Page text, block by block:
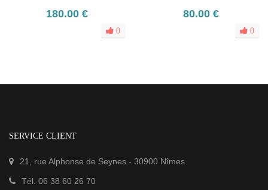
180.00 €
0
80.00 €
0
SERVICE CLIENT
21, rue Alphonse de Seynes - 30900 Nîmes
Tél. 06 38 60 26 70